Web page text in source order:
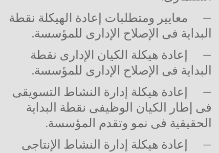
–
معايير ومتطلبات إعادة الهيكلة نقطة
البداية فى الإصلاح الإدارى للمؤسسة.
–
إعادة هيكلة الكيان الإدارى نقطة
البداية فى الإصلاح الإدارى للمؤسسة.
–
إعادة هيكلة إدارة النشاط التسويقى
فى إطار الكيان الوظيفى نقطة البداية
الحقيقية فى نمو وتقدم المؤسسة.
–
إعادة هيكلة إدارة النشاط الإنتاجى